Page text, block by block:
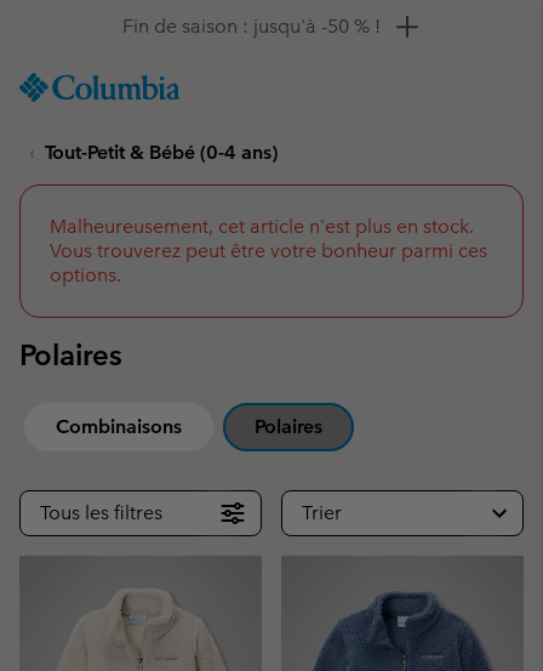
TO
SKIP
NAV
SKIP
TO
SEARCH
Remise de 10 % à saisir
Tout-Petit & Bébé (0-4 ans)
Malheureusement, cet article n'est plus en stock.
Vous trouverez peut être votre bonheur parmi ces
options.
Polaires
Combinaisons Polaires
Tous les filtres Trier